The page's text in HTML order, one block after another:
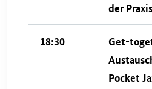
der Praxis
18:30
Get-
Pocket